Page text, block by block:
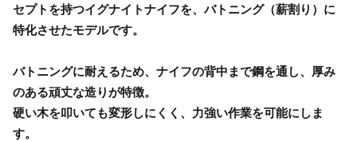
セプトを持つイグナイトナイフを、バトニング（薪割り）に
特化させたモデルです。
バトニングに耐えるため、ナイフの背中まで鋼を通し、厚み
のある頑丈な造りが特徴。
硬い木を叩いても変形しにくく、力強い作業を可能にしま
す。